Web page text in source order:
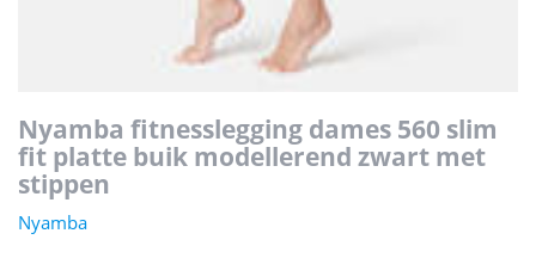
nyamba fitnesslegging dames 560 slim
fit platte buik modellerend zwart met
stippen
Nyamba